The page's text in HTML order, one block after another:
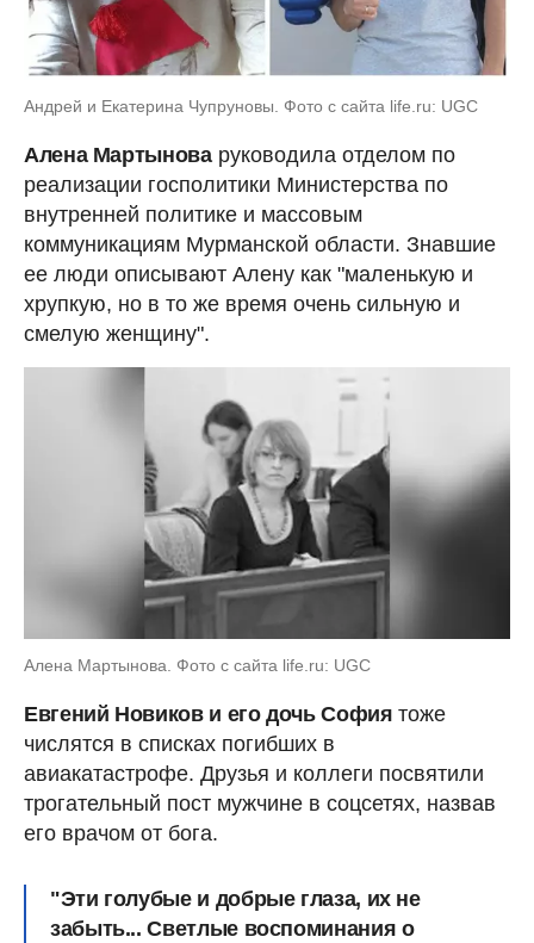
Андрей и Екатерина Чупруновы. Фото с сайта life.ru: UGC
Алена Мартыноваруководила отделом по
реализации госполитики Министерства по
внутренней политике и массовым
коммуникациям Мурманской области. Знавшие
ее люди описывают Алену как "маленькую и
хрупкую, но в то же время очень сильную и
смелую женщину".
Алена Мартынова. Фото с сайта life.ru: UGC
Евгений Новиков и его дочь София тоже
числятся в списках погибших в
авиакатастрофе. Друзья и коллеги посвятили
трогательный пост мужчине в соцсетях, назвав
его врачом от бога.
"Эти голубые и добрые глаза, их не
забыть... Светлые воспоминания о